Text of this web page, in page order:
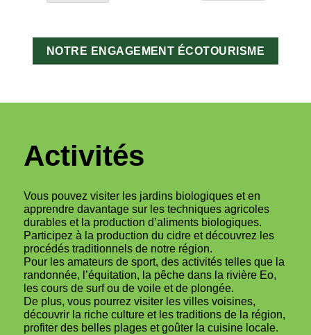
NOTRE ENGAGEMENT ÉCOTOURISME
Activités
Vous pouvez visiter les jardins biologiques et en
apprendre davantage sur les techniques agricoles
durables et la production d’aliments biologiques.
Participez à la production du cidre et découvrez les
procédés traditionnels de notre région.
Pour les amateurs de sport, des activités telles que la
randonnée, l’équitation, la pêche dans la rivière Eo,
les cours de surf ou de voile et de plongée.
De plus, vous pourrez visiter les villes voisines,
découvrir la riche culture et les traditions de la région,
profiter des belles plages et goûter la cuisine locale.